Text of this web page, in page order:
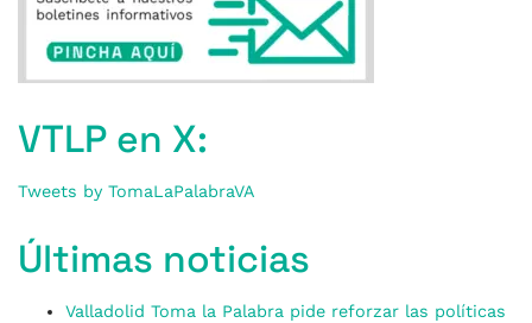
VTLP en X:
Tweets by TomaLaPalabraVA
Últimas noticias
Valladolid Toma la Palabra pide reforzar las políticas